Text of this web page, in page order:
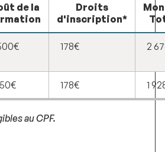
de la
Droits
d'inscription*
178€ 2
178€ 1
au CPF.